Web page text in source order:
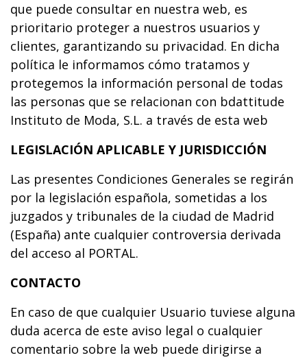
que puede consultar en nuestra web, es
prioritario proteger a nuestros usuarios y
clientes, garantizando su privacidad. En dicha
política le informamos cómo tratamos y
protegemos la información personal de todas
las personas que se relacionan con bdattitude
Instituto de Moda, S.L. a través de esta web
LEGISLACIÓN APLICABLE Y JURISDICCIÓN
Las presentes Condiciones Generales se regirán
por la legislación española, sometidas a los
juzgados y tribunales de la ciudad de Madrid
(España) ante cualquier controversia derivada
del acceso al PORTAL.
CONTACTO
En caso de que cualquier Usuario tuviese alguna
duda acerca de este aviso legal o cualquier
comentario sobre la web puede dirigirse a